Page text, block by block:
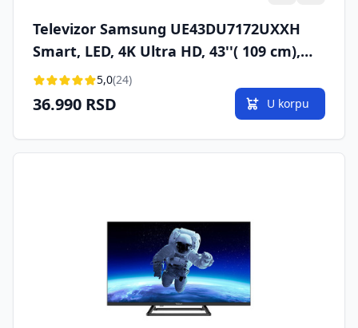
Televizor Samsung UE43DU7172UXXH
Smart, LED, 4K Ultra HD, 43''( 109 cm),
DVB-T2/C/S2
5,0(24)
36.990 RSD U korpu